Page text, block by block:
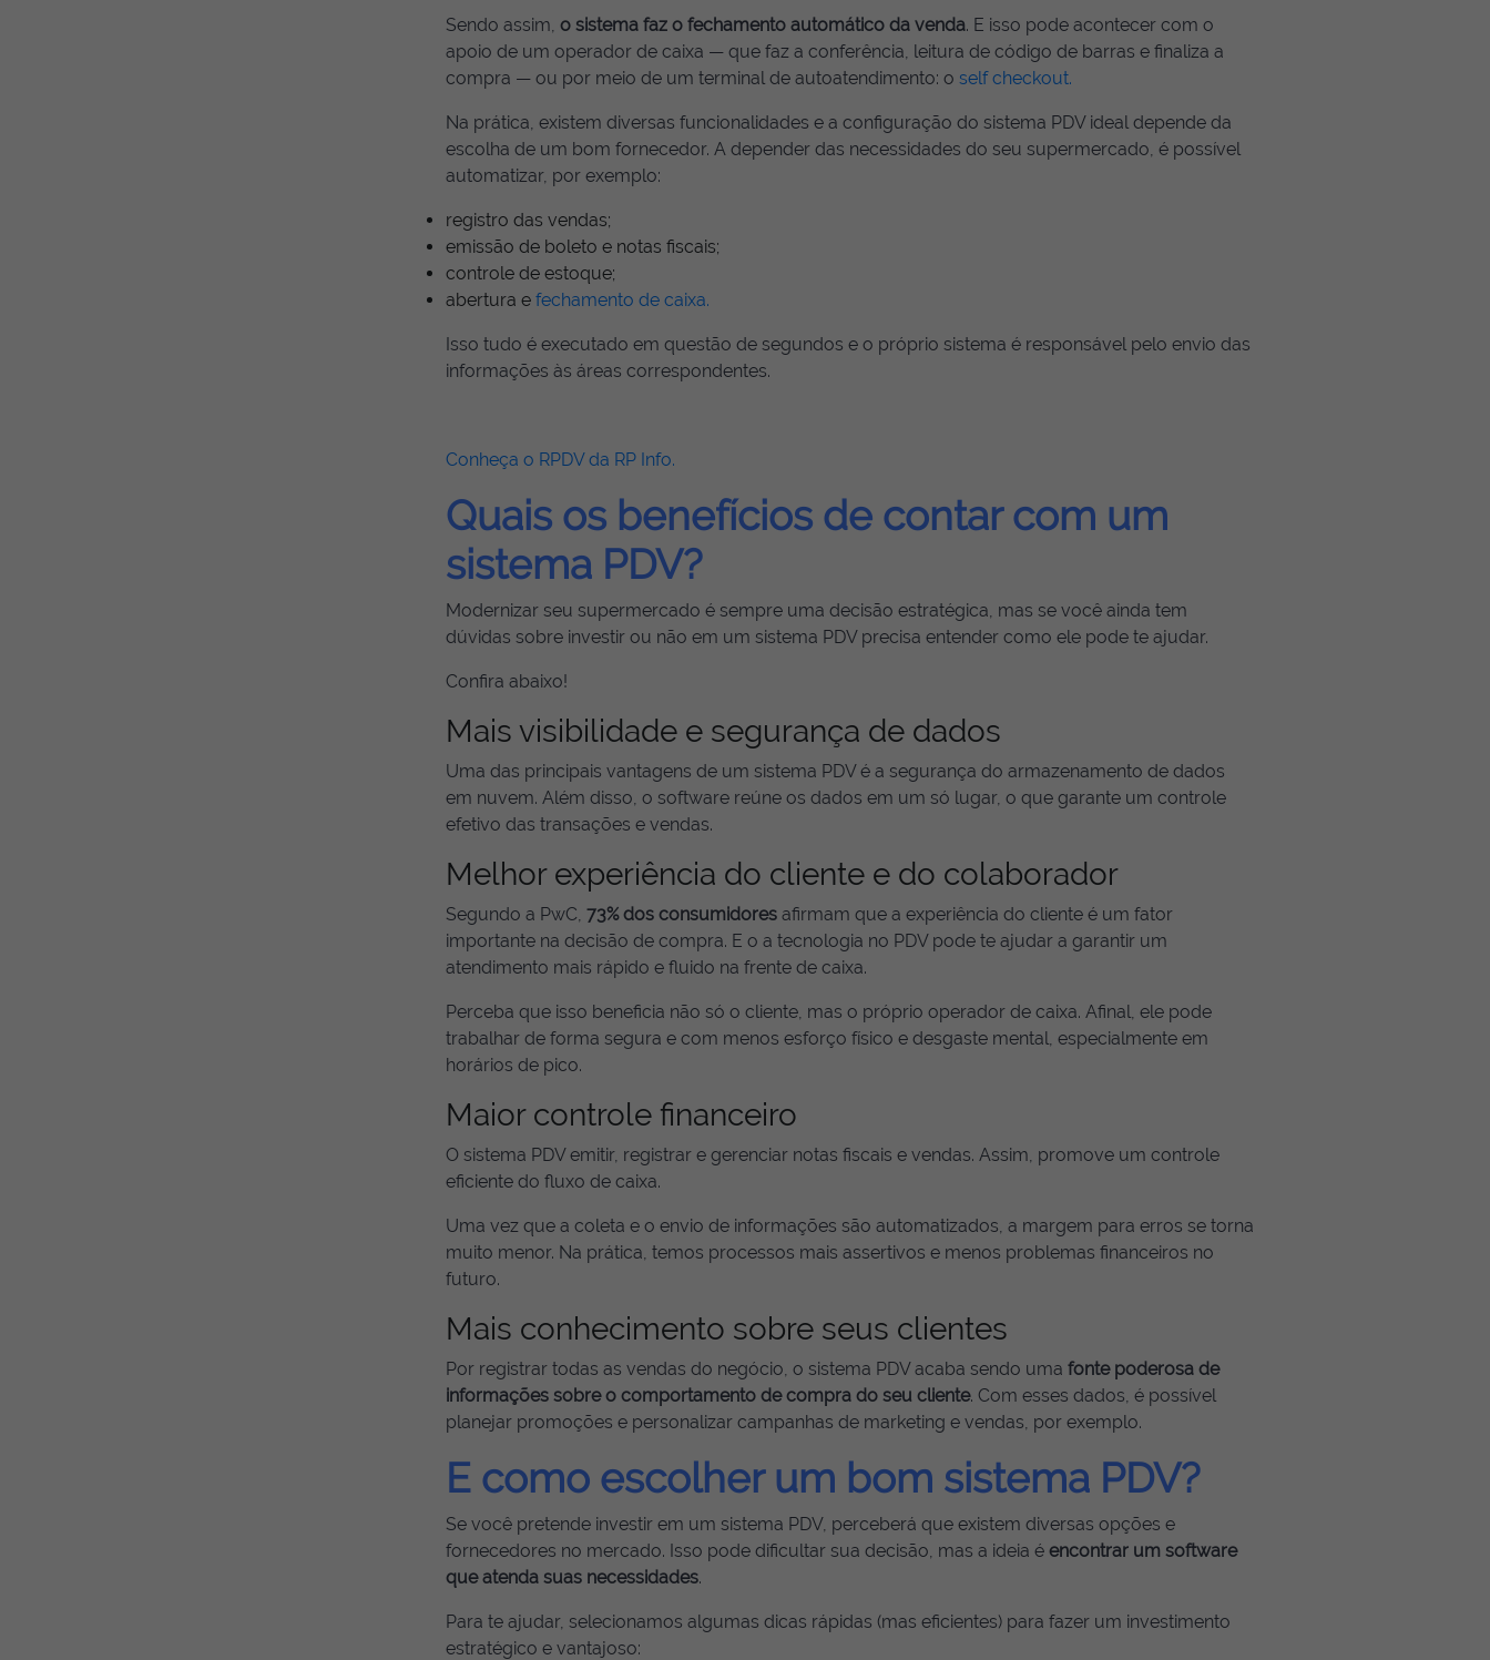
Sendo assim, o sistema faz o fechamento automático da venda. E isso pode acontecer com o
apoio de um operador de caixa — que faz a conferência, leitura de código de barras e finaliza a
compra — ou por meio de um terminal de autoatendimento: o self checkout.
Na prática, existem diversas funcionalidades e a configuração do sistema PDV ideal depende da
escolha de um bom fornecedor. A depender das necessidades do seu supermercado, é possível
automatizar, por exemplo:
registro das vendas;
emissão de boleto e notas fiscais;
controle de estoque;
abertura e fechamento de caixa.
Isso tudo é executado em questão de segundos e o próprio sistema é responsável pelo envio das
informações às áreas correspondentes.
Conheça o RPDV da RP Info.
Quais os benefícios de contar com um
sistema PDV?
Modernizar seu supermercado é sempre uma decisão estratégica, mas se você ainda tem
dúvidas sobre investir ou não em um sistema PDV precisa entender como ele pode te ajudar.
Confira abaixo!
Mais visibilidade e segurança de dados
Uma das principais vantagens de um sistema PDV é a segurança do armazenamento de dados
em nuvem. Além disso, o software reúne os dados em um só lugar, o que garante um controle
efetivo das transações e vendas.
Melhor experiência do cliente e do colaborador
Segundo a PwC, 73% dos consumidores afirmam que a experiência do cliente é um fator
importante na decisão de compra. E o a tecnologia no PDV pode te ajudar a garantir um
atendimento mais rápido e fluido na frente de caixa.
Perceba que isso beneficia não só o cliente, mas o próprio operador de caixa. Afinal, ele pode
trabalhar de forma segura e com menos esforço físico e desgaste mental, especialmente em
horários de pico.
Maior controle financeiro
O sistema PDV emitir, registrar e gerenciar notas fiscais e vendas. Assim, promove um controle
eficiente do fluxo de caixa.
Uma vez que a coleta e o envio de informações são automatizados, a margem para erros se torna
muito menor. Na prática, temos processos mais assertivos e menos problemas financeiros no
futuro.
Mais conhecimento sobre seus clientes
Por registrar todas as vendas do negócio, o sistema PDV acaba sendo uma fonte poderosa de
informações sobre o comportamento de compra do seu cliente. Com esses dados, é possível
planejar promoções e personalizar campanhas de marketing e vendas, por exemplo.
E como escolher um bom sistema PDV?
Se você pretende investir em um sistema PDV, perceberá que existem diversas opções e
fornecedores no mercado. Isso pode dificultar sua decisão, mas a ideia é encontrar um software
que atenda suas necessidades.
Para te ajudar, selecionamos algumas dicas rápidas (mas eficientes) para fazer um investimento
estratégico e vantajoso: